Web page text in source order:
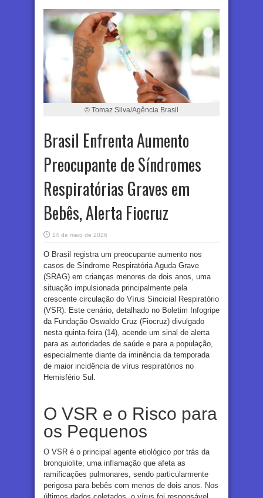
© Tomaz Silva/Agência Brasil
Brasil Enfrenta Aumento
Preocupante de Síndromes
Respiratórias Graves em
Bebês, Alerta Fiocruz
14 de maio de 2026
O Brasil registra um preocupante aumento nos
casos de Síndrome Respiratória Aguda Grave
(SRAG) em crianças menores de dois anos, uma
situação impulsionada principalmente pela
crescente circulação do Vírus Sincicial Respiratório
(VSR). Este cenário, detalhado no Boletim Infogripe
da Fundação Oswaldo Cruz (Fiocruz) divulgado
nesta quinta-feira (14), acende um sinal de alerta
para as autoridades de saúde e para a população,
especialmente diante da iminência da temporada
de maior incidência de vírus respiratórios no
Hemisfério Sul.
O VSR e o Risco para
os Pequenos
O VSR é o principal agente etiológico por trás da
bronquiolite, uma inflamação que afeta as
ramificações pulmonares, sendo particularmente
perigosa para bebês com menos de dois anos. Nos